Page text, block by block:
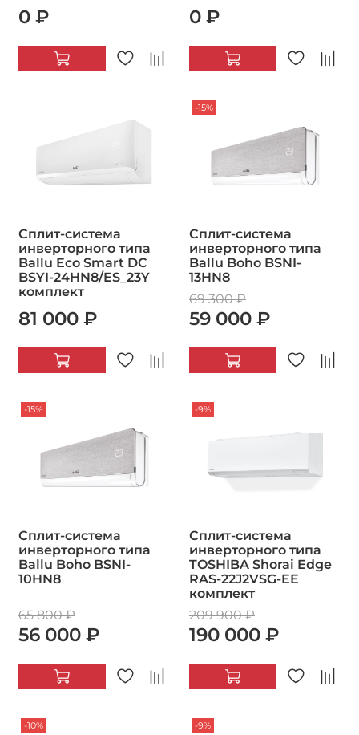
0 ₽ 0 ₽
Сплит-система
инверторного типа
Ballu Eco Smart DC
BSYI-24HN8/ES_23Y
комплект
81 000 ₽
-15%
Сплит-система
инверторного типа
Ballu Boho BSNI-
13HN8
69 300 ₽
59 000 ₽
-15%
Сплит-система
инверторного типа
Ballu Boho BSNI-
10HN8
65 800 ₽
56 000 ₽
-9%
Сплит-система
инверторного типа
TOSHIBA Shorai Edge
RAS-22J2VSG-EE
комплект
209 900 ₽
190 000 ₽
-10% -9%